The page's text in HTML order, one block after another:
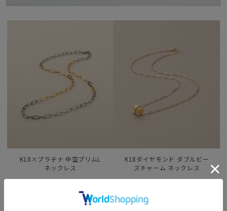
K18×プラチナ 中空プリムL
ネックレス
K18ダイヤモンド ダブルビー
ズチャーム ネックレス